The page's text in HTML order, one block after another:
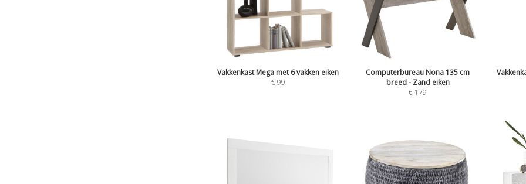
Vakkenkast Mega met 6 vakken eiken
€99
Computerbureau Nona 135 cm
breed - Zand eiken
€ 179